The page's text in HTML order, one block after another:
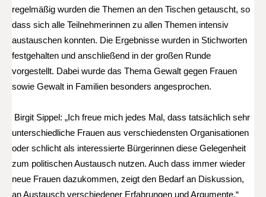
regelmäßig wurden die Themen an den Tischen getauscht, so
dass sich alle Teilnehmerinnen zu allen Themen intensiv
austauschen konnten. Die Ergebnisse wurden in Stichworten
festgehalten und anschließend in der großen Runde
vorgestellt. Dabei wurde das Thema Gewalt gegen Frauen
sowie Gewalt in Familien besonders angesprochen.
Birgit Sippel: „Ich freue mich jedes Mal, dass tatsächlich sehr
unterschiedliche Frauen aus verschiedensten Organisationen
oder schlicht als interessierte Bürgerinnen diese Gelegenheit
zum politischen Austausch nutzen. Auch dass immer wieder
neue Frauen dazukommen, zeigt den Bedarf an Diskussion,
an Austausch verschiedener Erfahrungen und Argumente.“